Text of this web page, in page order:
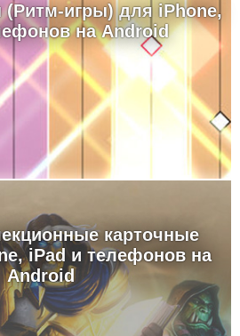
игры) для iPhone,
на Android
карточные
iPad и телефонов на
Android